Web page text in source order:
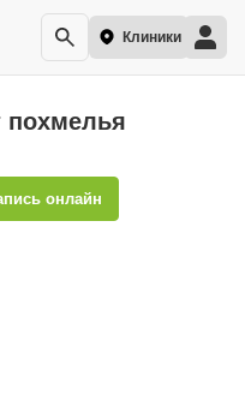
Клиники
похмелья
онлайн